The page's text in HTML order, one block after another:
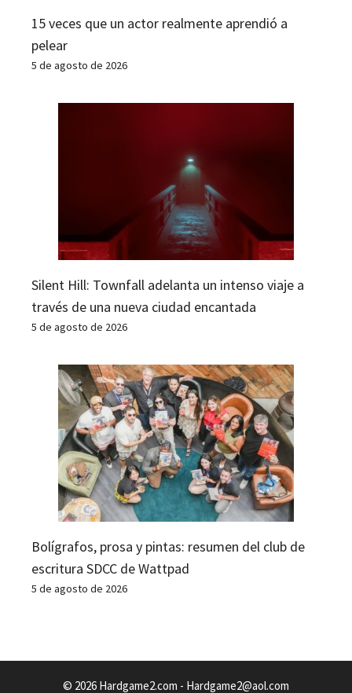
15 veces que un actor realmente aprendió a
pelear
5 de agosto de 2026
Silent Hill: Townfall adelanta un intenso viaje a
través de una nueva ciudad encantada
5 de agosto de 2026
Bolígrafos, prosa y pintas: resumen del club de
escritura SDCC de Wattpad
5 de agosto de 2026
© 2026 Hardgame2.com - Hardgame2@aol.com